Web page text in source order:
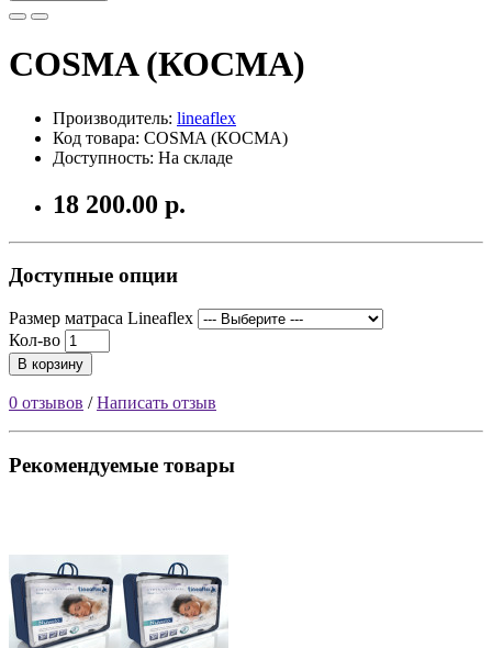
COSMA (КОСМА)
Производитель: lineaflex
Код товара: COSMA (КОСМА)
Доступность: На складе
18 200.00 р.
Доступные опции
Размер матраса Lineaflex
Кол-во
В корзину
0 отзывов /Написать отзыв
Рекомендуемые товары